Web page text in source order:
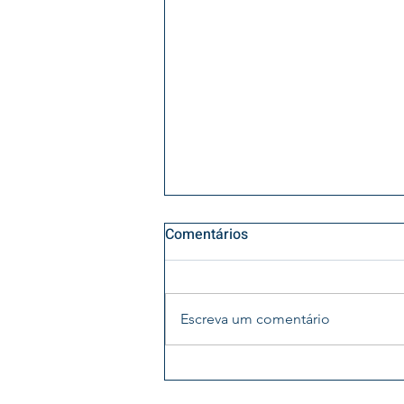
Na semana (de 15 a 18 de
Comentários
Escreva um comentário